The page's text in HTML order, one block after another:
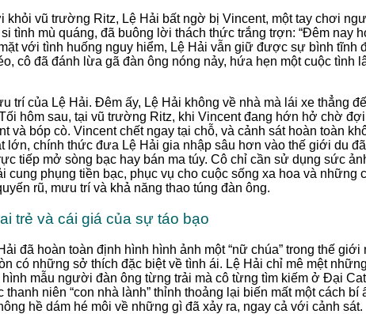
khỏi vũ trường Ritz, Lệ Hải bất ngờ bị Vincent, một tay chơi
tình mù quáng, đã buông lời thách thức trắng trợn: “Đêm nay
với tình huống nguy hiểm, Lệ Hải vẫn giữ được sự bình tĩnh
cô đã đánh lừa gã đàn ông nóng nảy, hứa hẹn một cuộc tình
trí của Lệ Hải. Đêm ấy, Lệ Hải không về nhà mà lái xe thẳng
hôm sau, tại vũ trường Ritz, khi Vincent đang hớn hở chờ đợi
và bóp cò. Vincent chết ngay tại chỗ, và cảnh sát hoàn toàn
lớn, chính thức đưa Lệ Hải gia nhập sâu hơn vào thế giới du
tiếp mở sòng bạc hay bán ma túy. Cô chỉ cần sử dụng sức
cung phụng tiền bạc, phục vụ cho cuộc sống xa hoa và những
rũ, mưu trí và khả năng thao túng đàn ông.
trẻ và cái giá của sự táo bạo
đã hoàn toàn định hình hình ảnh một “nữ chúa” trong thế
có những sở thích đặc biệt về tình ái. Lệ Hải chỉ mê mệt
mẫu người đàn ông từng trải mà cô từng tìm kiếm ở Đại
niên “con nhà lành” thỉnh thoảng lại biến mất một cách
hề dám hé môi về những gì đã xảy ra, ngay cả với cảnh sát.